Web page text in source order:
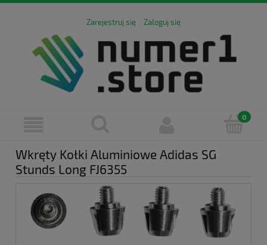
Zarejestruj się Zaloguj się
Wkręty Kołki Aluminiowe Adidas SG
Stunds Long FJ6355